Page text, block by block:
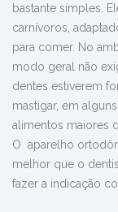
bastante simples.
carnívoros,
para comer. No
modo geral não
dentes estiverem
mastigar, em
alimentos maiores
O aparelho
melhor que o
fazer a indicação